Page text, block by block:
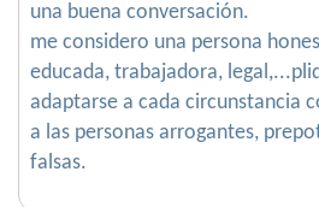
una buena conversación.
me considero una persona
educada, trabajadora,
adaptarse a cada circunstancia
a las personas arrogantes,
falsas.